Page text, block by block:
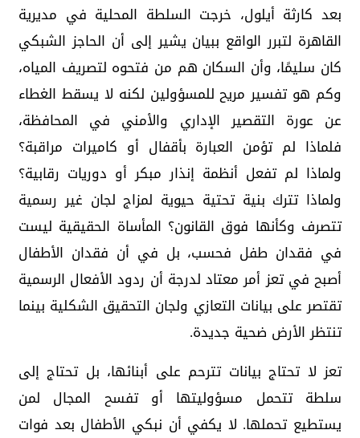
بعد كارثة أيلول، خرجت السلطة المحلية في مديرية
القاهرة لتبرر الواقع ببيان يشير إلى أن الحاجز الشبكي
كان سليمًا، وأن السكان هم من فتحوه لتصريف المياه،
وكم هو تفسير مريح للمسؤولين لكنه لا يسقط الغطاء
عن عورة التقصير الإداري والأمني في المحافظة،
فلماذا لم تؤمن العبارة بأقفال أو كاميرات مراقبة؟
ولماذا لم تفعل أنظمة إنذار مبكر أو دوريات رقابية؟
ولماذا تترك بنية تحتية حيوية لمزاج لجان غير رسمية
تتصرف وكأنها فوق القانون؟ المأساة الحقيقية ليست
في فقدان طفل فحسب، بل في أن فقدان الأطفال
أصبح في تعز أمر معتاد لدرجة أن ردود الأفعال الرسمية
تقتصر على بيانات التعازي ولجان التحقيق الشكلية بينما
تنتظر الأرض ضحية جديدة.
تعز لا تحتاج بيانات تترحم على أبنائها، بل تحتاج إلى
سلطة تتحمل مسؤوليتها أو تفسح المجال لمن
يستطيع تحملها. لا يكفي أن نبكي الأطفال بعد فوات